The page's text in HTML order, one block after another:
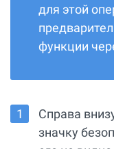
для этой
функции
Справа
значку